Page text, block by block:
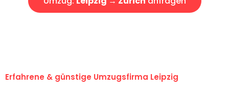
Erfahrene & günstige Umzugsfirma Leipzig